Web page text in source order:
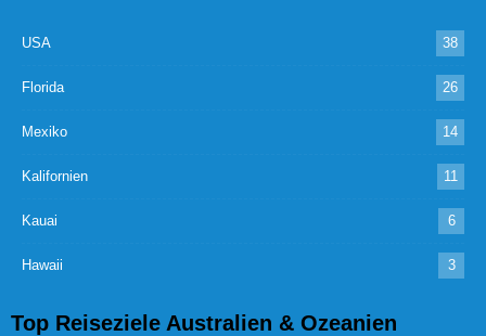
USA 38
Florida 26
Mexiko 14
Kalifornien 11
Kauai 6
Hawaii 3
Top Reiseziele Australien & Ozeanien